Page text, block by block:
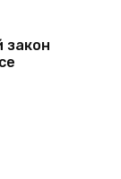
закон